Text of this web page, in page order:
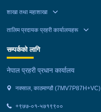
शाखा तथा महाशाखा
तालिम प्रदायक प्रहरी कार्यालयहरू
सम्पर्कको लागि
नेपाल प्रहरी प्रधान कार्यालय
नक्साल, काठमाण्डौ (7MV7P87H+VC)
+९७७-०१-५७१९९००